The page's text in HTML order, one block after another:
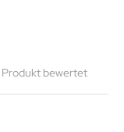
Produkt bewertet